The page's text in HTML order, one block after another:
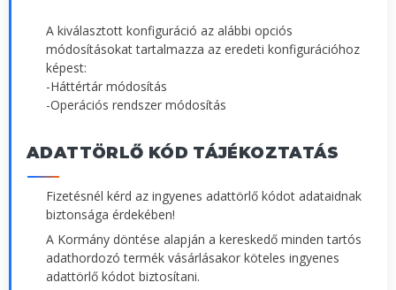
A kiválasztott konfiguráció az alábbi opciós
módosításokat tartalmazza az eredeti konfigurációhoz
képest:
-Háttértár módosítás
-Operációs rendszer módosítás
ADATTÖRLŐ KÓD TÁJÉKOZTATÁS
Fizetésnél kérd az ingyenes adattörlő kódot adataidnak
biztonsága érdekében!
A Kormány döntése alapján a kereskedő minden tartós
adathordozó termék vásárlásakor köteles ingyenes
adattörlő kódot biztosítani.